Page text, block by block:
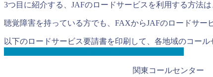
3つ目に紹介する、JAFのロードサービスを利用する方法は
聴覚障害を持っている方でも、FAXからJAFのロードサー
以下のロードサービス要請書を印刷して、各地域のコール
関東コールセンター